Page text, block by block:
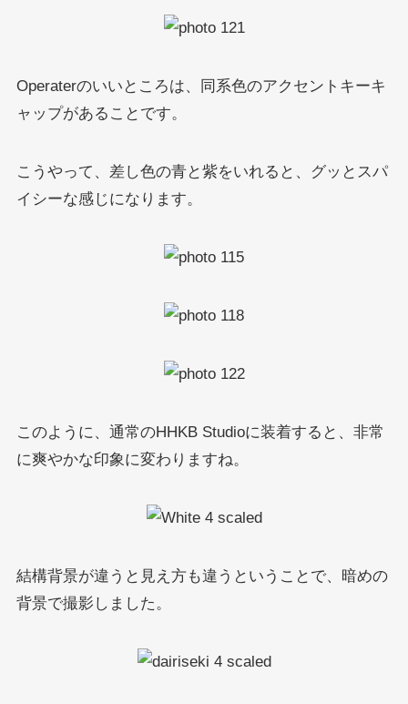
Operaterのいいところは、同系色のアクセントキーキ
ャップがあることです。
こうやって、差し色の青と紫をいれると、グッとスパ
イシーな感じになります。
このように、通常のHHKB Studioに装着すると、非常
に爽やかな印象に変わりますね。
結構背景が違うと見え方も違うということで、暗めの
背景で撮影しました。